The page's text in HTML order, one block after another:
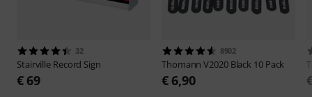
32
Stairville Record Sign
€ 69
8902
ThomannV2020 Black 10 Pack
€ 6,90